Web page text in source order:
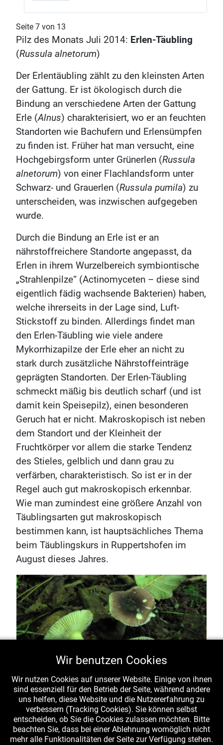
Seite 7 von 13
Pilz des Monats Juli 2014: Erlen-Täubling
(Russula alnetorum)
Der Erlentäubling zählt zu den kleinsten Arten
der Gattung. Er ist ökologisch durch die
Bindung an verschiedene Arten der Gattung
Erle (Alnus) charakterisiert, wo er an feuchten
Standorten wie Bachufern und Erlensümpfen
zu finden ist. Früher hat man versucht, eine
Hochgebirgsform unter Grünerlen (Russula
alnetorum) von einer Flachlandsform unter
Schwarz- und Grauerlen (Russula pumila) zu
unterscheiden, was inzwischen aufgegeben
wurde.
Durch die Bindung an Erle ist er an
nährstoffreichere Standorte angepasst, da
Erlen in ihrem Wurzelbereich symbiontische
„Strahlenpilze“ (Actinomyceten – diese sind
eigentlich fädig wachsende Bakterien) haben,
welche ihrerseits in der Lage sind, Luft-
Stickstoff zu binden. Allerdings findet man
den Erlen-Täubling wie viele andere
Mykorrhizapilze der Erle eher an nicht zu
stark durch zusätzliche Nährstoffeinträge
geprägten Standorten. Der Erlen-Täubling
schmeckt mäßig bis deutlich scharf (und ist
damit kein Speisepilz), einen besonderen
Geruch hat er nicht. Makroskopisch ist neben
dem Standort und der Kleinheit der
Fruchtkörper vor allem die starke Tendenz
des Stieles, gelblich und dann grau zu
verfärben, charakteristisch. So ist er in der
Regel auch gut makroskopisch erkennbar.
Wie man zumindest eine größere Anzahl von
Täublingsarten gut makroskopisch
bestimmen kann, ist hauptsächliches Thema
beim Täublingskurs in Ruppertshofen im
August dieses Jahres.
Erlen-Täubling (Russula alnetorum) - Nationalpark
Eifel (Nordrhein-Westfalen) am 12. August 2012, leg.,
Wir benutzen Cookies
Wir nutzen Cookies auf unserer Website. Einige von ihnen
sind essenziell für den Betrieb der Seite, während andere
uns helfen, diese Website und die Nutzererfahrung zu
verbessern (Tracking Cookies). Sie können selbst
entscheiden, ob Sie die Cookies zulassen möchten. Bitte
beachten Sie, dass bei einer Ablehnung womöglich nicht
mehr alle Funktionalitäten der Seite zur Verfügung stehen.